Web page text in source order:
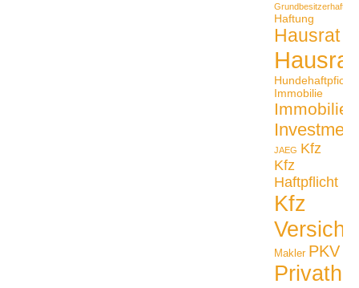
Haftung
Hausrat
Hundehaftpficht
Immobilie
JAEG Kfz
Kfz
Haftpflicht
Kfz
Makler PKV